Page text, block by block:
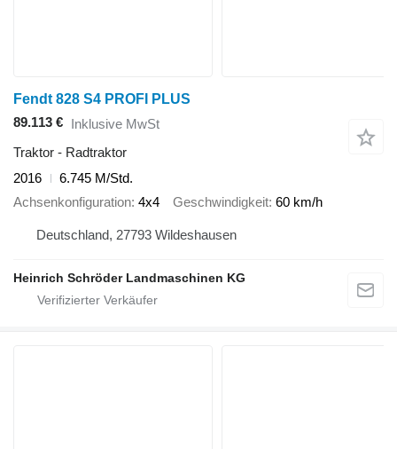
Fendt 828 S4 PROFI PLUS
89.113 € Inklusive MwSt
Traktor - Radtraktor
2016
6.745 M/Std.
Achsenkonfiguration 4x4 Geschwindigkeit 60 km/h
Deutschland, 27793 Wildeshausen
Heinrich Schröder Landmaschinen KG